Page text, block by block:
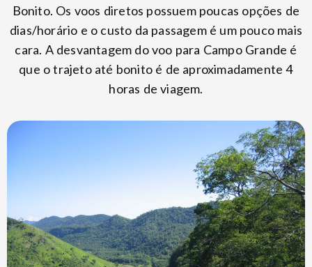
Bonito. Os voos diretos possuem poucas opções de
dias/horário e o custo da passagem é um pouco mais
cara. A desvantagem do voo para Campo Grande é
que o trajeto até bonito é de aproximadamente 4
horas de viagem.